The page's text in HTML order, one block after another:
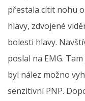
přestala cítit nohu
hlavy, zdvojené
bolesti hlavy.
poslal na EMG.
byl nález možno
senzitivní PNP.